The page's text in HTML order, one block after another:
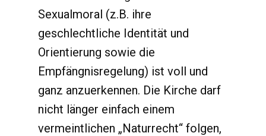
Sexualmoral (z.B. ihre
geschlechtliche Identität und
Orientierung sowie die
Empfängnisregelung) ist voll und
ganz anzuerkennen. Die Kirche darf
nicht länger einfach einem
vermeintlichen „Naturrecht“ folgen,